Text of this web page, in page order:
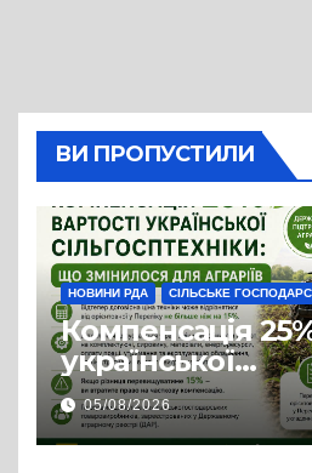
ВИ ПРОПУСТИЛИ
НОВИНИ РДА СІЛЬСЬКЕ
Компенсація
української
змінилося для
05/08/2026